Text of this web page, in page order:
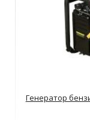
Генератор